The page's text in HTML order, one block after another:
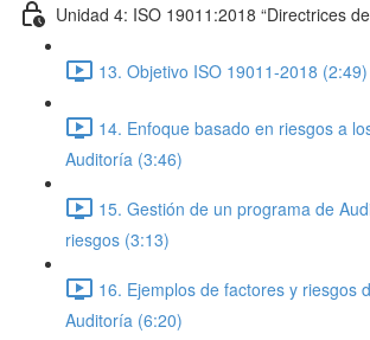
Unidad 4: ISO 19011:2018 “Directrices
13. Objetivo ISO 19011-2018 (2:49)
14. Enfoque basado en riesgos a
Auditoría (3:46)
15. Gestión de un programa de
riesgos (3:13)
16. Ejemplos de factores y riesgos
Auditoría (6:20)